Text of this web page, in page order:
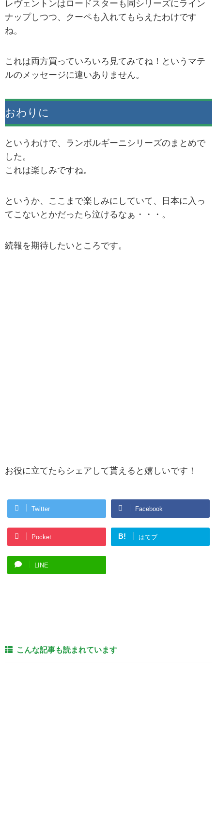
レヴェントンはロードスターも同シリーズにライン
ナップしつつ、クーペも入れてもらえたわけです
ね。
これは両方買っていろいろ見てみてね！というマテ
ルのメッセージに違いありません。
おわりに
というわけで、ランボルギーニシリーズのまとめで
した。
これは楽しみですね。
というか、ここまで楽しみにしていて、日本に入っ
てこないとかだったら泣けるなぁ・・・。
続報を期待したいところです。
お役に立てたらシェアして貰えると嬉しいです！
Twitter Facebook
Pocket B! はてブ
LINE
こんな記事も読まれています